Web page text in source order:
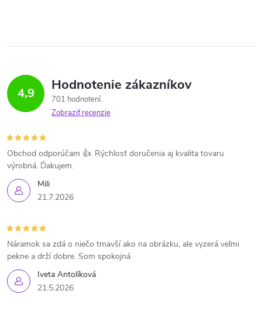
4,9 Hodnotenie zákazníkov
701 hodnotení
Zobraziť recenzie
Mili
21.7.2026
Obchod odporúčam 👍. Rýchlosť doručenia aj kvalita tovaru
výrobná. Ďakujem.
Iveta Antolíková
21.5.2026
Náramok sa zdá o niečo tmavší ako na obrázku, ale vyzerá veľmi
pekne a drží dobre. Som spokojná